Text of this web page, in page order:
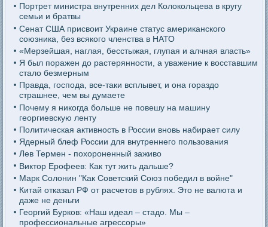
Портрет министра внутренних дел Колокольцева в кругу
семьи и братвы
Сенат США присвоит Украине статус американского
союзника, без всякого членства в НАТО
«Мерзейшая, наглая, бесстыжая, глупая и алчная власть»
Я был поражен до растерянности, а уважение к восставшим
стало безмерным
Правда, господа, все-таки всплывет, и она гораздо
страшнее, чем вы думаете
Почему я никогда больше не повешу на машину
георгиевскую ленту
Политическая активность в России вновь набирает силу
Ядерный блеф России для внутреннего пользования
Лев Термен - похороненный заживо
Виктор Ерофеев: Как тут жить дальше?
Марк Солонин "Как Советский Союз победил в войне"
Китай отказал РФ от расчетов в рублях. Это не валюта и
даже не деньги
Георгий Бурков: «Наш идеал – стадо. Мы –
профессиональные агрессоры»